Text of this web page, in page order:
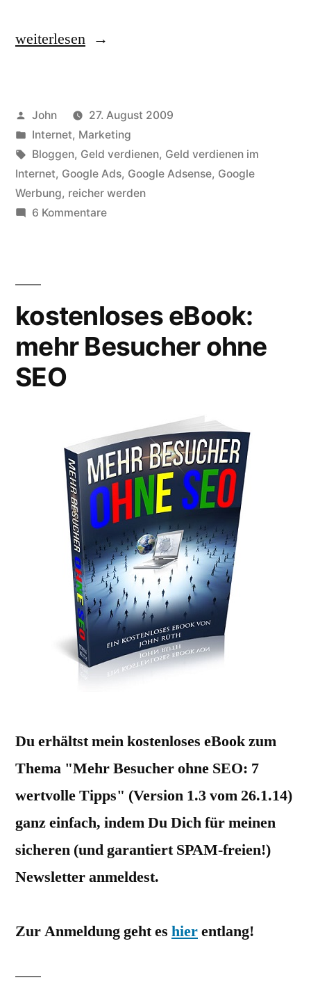
„Reich
Bloggen
–
oder
doch
weiterlesen
Veröffentlicht
von
John
27. August 2009
Veröffentlicht
in
Internet, Marketing
Schlagwörter:
Bloggen, Geld verdienen, Geld verdienen im
Internet, Google Ads, Google Adsense, Google
Werbung, reicher werden
6 Kommentarezu
–
oder
doch
kostenloses eBook:
mehr Besucher ohne
SEO
Du erhältst mein kostenloses eBook zum
Thema "Mehr Besucher ohne SEO: 7
wertvolle Tipps" (Version 1.3 vom 26.1.14)
ganz einfach, indem Du Dich für meinen
sicheren (und garantiert SPAM-freien!)
Newsletter anmeldest.
Zur Anmeldung geht es hierentlang!